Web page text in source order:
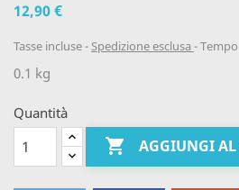
12,90 €
Tasse incluse Spedizione esclusa
0.1 kg
Quantità
 AGGIUNGI AL